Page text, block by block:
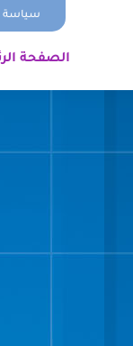
سياسة
الصفحة